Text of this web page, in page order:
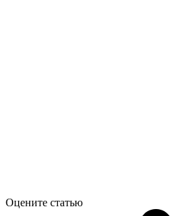
Оцените статью